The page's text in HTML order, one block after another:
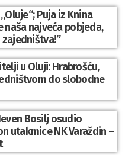
Puja iz Knina
naša najveća pobjeda,
u Oluji: Hrabrošću,
do slobodne
Bosilj osudio
utakmice NK Varaždin –